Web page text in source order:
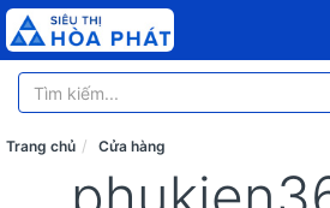
Trang chủ Cửa hàng